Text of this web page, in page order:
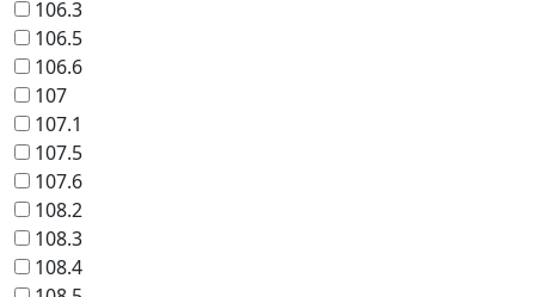
106.3
106.5
106.6
107
107.1
107.5
107.6
108.2
108.3
108.4